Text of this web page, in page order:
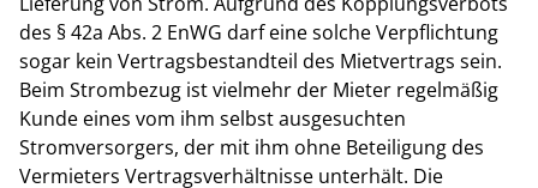
des § 42a Abs. 2 EnWG darf eine solche Verpflichtung
sogar kein Vertragsbestandteil des Mietvertrags sein.
Beim Strombezug ist vielmehr der Mieter regelmäßig
Kunde eines vom ihm selbst ausgesuchten
Stromversorgers, der mit ihm ohne Beteiligung des
Vermieters Vertragsverhältnisse unterhält. Die